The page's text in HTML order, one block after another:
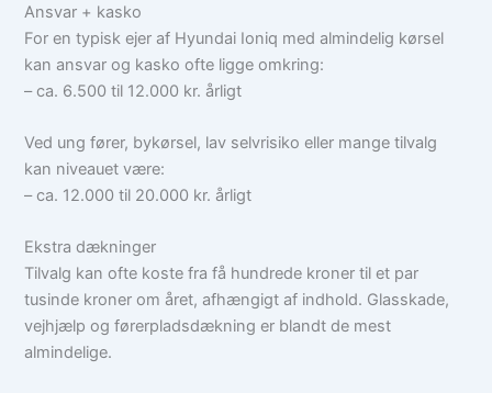
Ansvar + kasko
For en typisk ejer af Hyundai Ioniq med almindelig kørsel
kan ansvar og kasko ofte ligge omkring:
– ca. 6.500 til 12.000 kr. årligt
Ved ung fører, bykørsel, lav selvrisiko eller mange tilvalg
kan niveauet være:
– ca. 12.000 til 20.000 kr. årligt
Ekstra dækninger
Tilvalg kan ofte koste fra få hundrede kroner til et par
tusinde kroner om året, afhængigt af indhold. Glasskade,
vejhjælp og førerpladsdækning er blandt de mest
almindelige.